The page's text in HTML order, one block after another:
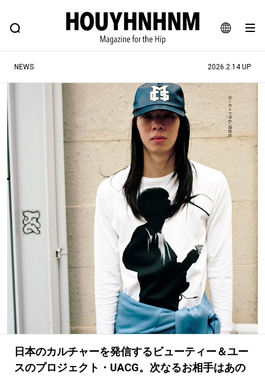
JA
EN
FEATURE BLOG SNAP
ヒップなファッション、カルチャー、ライフスタイルWEBマガジン
#SHOPPING ADDICT #憧れの逸品
#ESSENTIAL DESIGNS #古着サミット
#NEW VINTAGE #マイナーグッド図鑑
#路地裏てぃーん。 #MONTHLY JOURNAL
#GH 銘品の所以 #フイナムのYouTube
#Commune H #FOCUS IT #AH.H
#ととけん #FASHION #MUSIC #MOVIE
#LIFESTYLE #SNEAKER #OUTDOOR
#SPORTS #HANDSOME HANDBOOK
NEWS 2026.2.14 UP
日本のカルチャーを発信するビューティー＆ユー
スのプロジェクト・UACG。次なるお相手はあの